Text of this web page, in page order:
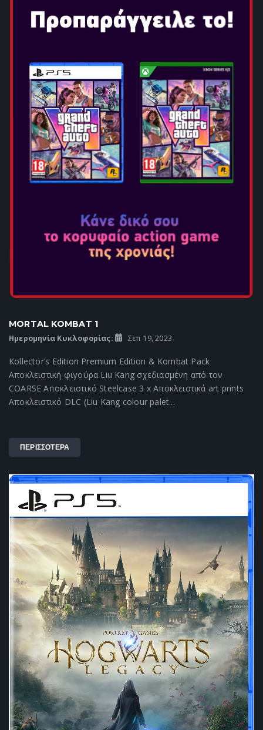
MORTAL KOMBAT 1
Ημερομηνία Κυκλοφορίας: Σεπ 19, 2023
Kollector’s Edition Premium Edition & Kombat Pack
Αποκλειστική φιγούρα Liu Kang σχεδιασμένη από τον
COARSE Αποκλειστικό Steelcase 3 x Αποκλειστικά art prints
Αποκλειστικό DLC (Liu Kang colour palet...
ΠΕΡΙΣΣΟΤΕΡΑ